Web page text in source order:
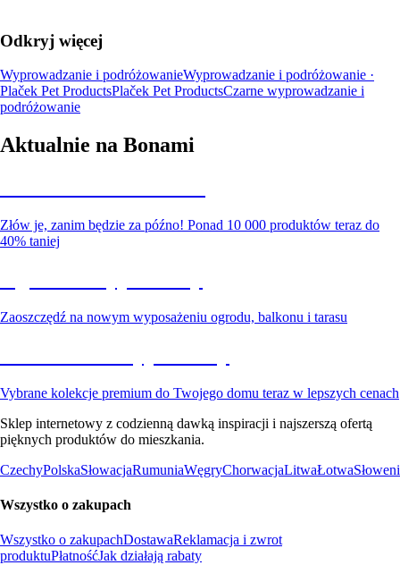
Odkryj więcej
Wyprowadzanie i podróżowanieWyprowadzanie i podróżowanie ·
Plaček Pet ProductsPlaček Pet ProductsCzarne wyprowadzanie i
podróżowanie
Aktualnie na Bonami
Złów je, zanim będzie za późno! Ponad 10 000 produktów teraz do
40% taniej
Zaoszczędź na nowym wyposażeniu ogrodu, balkonu i tarasu
Vybrane kolekcje premium do Twojego domu teraz w lepszych cenach
Sklep internetowy z codzienną dawką inspiracji i najszerszą ofertą
pięknych produktów do mieszkania.
CzechyPolskaSłowacjaRumuniaWęgryChorwacjaLitwaŁotwa
Wszystko o zakupach
Wszystko o zakupachDostawaReklamacja i zwrot
produktuPłatnośćJak działają rabaty